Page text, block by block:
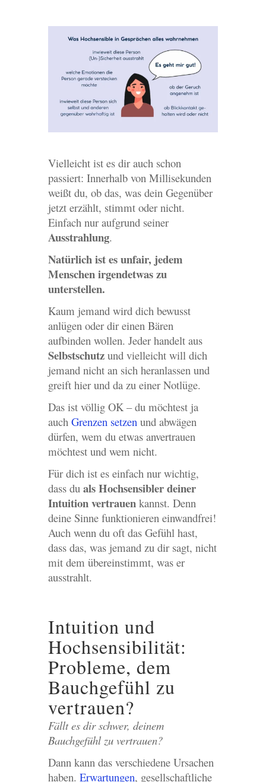
Vielleicht ist es dir auch schon
passiert: Innerhalb von Millisekunden
weißt du, ob das, was dein Gegenüber
jetzt erzählt, stimmt oder nicht.
Einfach nur aufgrund seiner
Ausstrahlung.
Natürlich ist es unfair, jedem
Menschen irgendetwas zu
unterstellen.
Kaum jemand wird dich bewusst
anlügen oder dir einen Bären
aufbinden wollen. Jeder handelt aus
Selbstschutzund vielleicht will dich
jemand nicht an sich heranlassen und
greift hier und da zu einer Notlüge.
Das ist völlig OK – du möchtest ja
auch Grenzen setzenund abwägen
dürfen, wem du etwas anvertrauen
möchtest und wem nicht.
Für dich ist es einfach nur wichtig,
dass du als Hochsensibler deiner
Intuition vertrauenkannst. Denn
deine Sinne funktionieren einwandfrei!
Auch wenn du oft das Gefühl hast,
dass das, was jemand zu dir sagt, nicht
mit dem übereinstimmt, was er
ausstrahlt.
Intuition und
Hochsensibilität:
Probleme, dem
Bauchgefühl zu
vertrauen?
Fällt es dir schwer, deinem
Bauchgefühl zu vertrauen?
Dann kann das verschiedene Ursachen
haben. Erwartungen, gesellschaftliche